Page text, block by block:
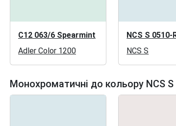
C12 063/6 Spearmint
Adler Color 1200
NCS S 0510-
NCS S
Монохроматичні до кольору NCS S